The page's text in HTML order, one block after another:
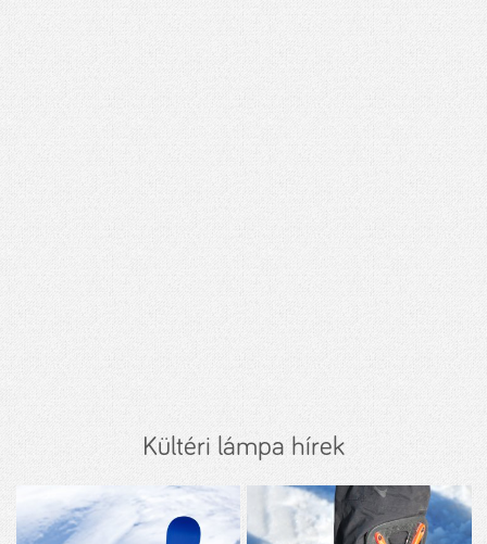
Kültéri lámpa hírek